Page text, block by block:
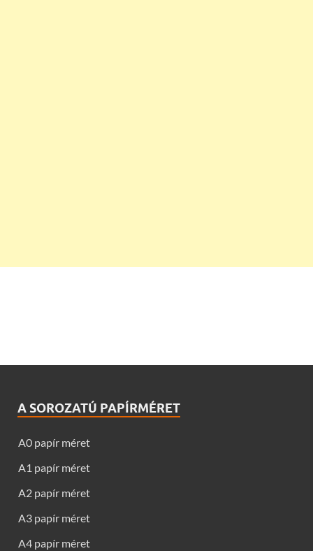
A SOROZATÚ PAPÍRMÉRET
A0 papír méret
A1 papír méret
A2 papír méret
A3 papír méret
A4 papír méret